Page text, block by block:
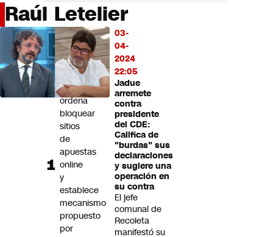
País
Mundo
Negocios
Deportes
Programas completos
Cultura
CNN tiempo
Futuro 360
Raúl Letelier
03-
04-
2024
22:05
Jadue
arremete
contra
presidente
del CDE:
Califica de
"burdas" sus
declaraciones
y sugiere una
operación en
su contra
El jefe
comunal de
Recoleta
manifestó su
LO
MÁS
LEÍDO
Tribunal
ordena
bloquear
sitios
de
apuestas
online
y
establece
mecanismo
propuesto
por